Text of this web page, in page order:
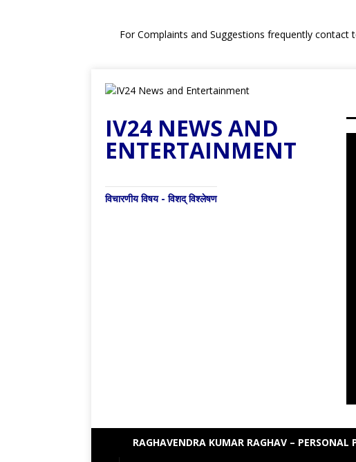
For Complaints and Suggestions frequently
IV24 NEWS AND
ENTERTAINMENT
विचारणीय विषय - विशद् विश्लेषण
RAGHAVENDRA KUMAR RAGHAV – PERSONAL